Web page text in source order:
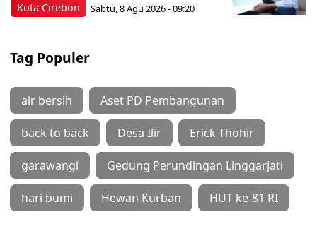
Kota Cirebon Sabtu, 8 Agu 2026 - 09:20
Tag Populer
air bersih Aset PD Pembangunan
back to back Desa Ilir Erick Thohir
garawangi Gedung Perundingan Linggarjati
hari bumi Hewan Kurban HUT ke-81 RI